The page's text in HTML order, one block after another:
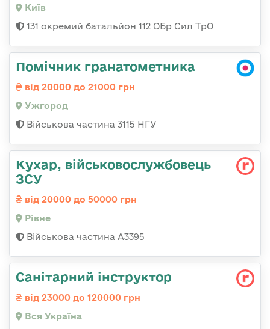
Київ
131 окремий батальйон 112 ОБр Сил ТрО
Помічник гранатометника
від 20000 до 21000 грн
Ужгород
Військова частина 3115 НГУ
Кухар, військовослужбовець
ЗСУ
від 20000 до 50000 грн
Рівне
Військова частина А3395
Санітарний інструктор
від 23000 до 120000 грн
Вся Україна